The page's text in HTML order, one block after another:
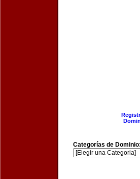
Categorías de Dominio: